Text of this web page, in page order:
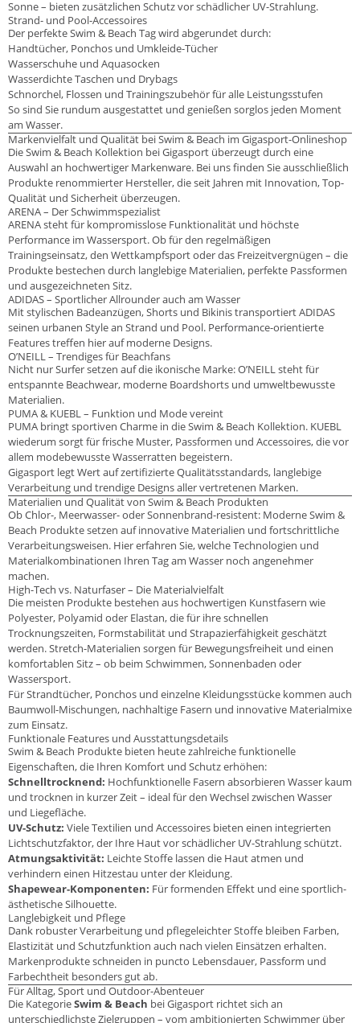
Sonne – bieten zusätzlichen Schutz vor schädlicher UV-Strahlung.
Strand- und Pool-Accessoires
Der perfekte Swim & Beach Tag wird abgerundet durch:
Handtücher, Ponchos und Umkleide-Tücher
Wasserschuhe und Aquasocken
Wasserdichte Taschen und Drybags
Schnorchel, Flossen und Trainingszubehör für alle Leistungsstufen
So sind Sie rundum ausgestattet und genießen sorglos jeden Moment
am Wasser.
Markenvielfalt und Qualität bei Swim & Beach im Gigasport-Onlineshop
Die Swim & Beach Kollektion bei Gigasport überzeugt durch eine
Auswahl an hochwertiger Markenware. Bei uns finden Sie ausschließlich
Produkte renommierter Hersteller, die seit Jahren mit Innovation, Top-
Qualität und Sicherheit überzeugen.
ARENA – Der Schwimmspezialist
ARENA steht für kompromisslose Funktionalität und höchste
Performance im Wassersport. Ob für den regelmäßigen
Trainingseinsatz, den Wettkampfsport oder das Freizeitvergnügen – die
Produkte bestechen durch langlebige Materialien, perfekte Passformen
und ausgezeichneten Sitz.
ADIDAS – Sportlicher Allrounder auch am Wasser
Mit stylischen Badeanzügen, Shorts und Bikinis transportiert ADIDAS
seinen urbanen Style an Strand und Pool. Performance-orientierte
Features treffen hier auf moderne Designs.
O’NEILL – Trendiges für Beachfans
Nicht nur Surfer setzen auf die ikonische Marke: O’NEILL steht für
entspannte Beachwear, moderne Boardshorts und umweltbewusste
Materialien.
PUMA & KUEBL – Funktion und Mode vereint
PUMA bringt sportiven Charme in die Swim & Beach Kollektion. KUEBL
wiederum sorgt für frische Muster, Passformen und Accessoires, die vor
allem modebewusste Wasserratten begeistern.
Gigasport legt Wert auf zertifizierte Qualitätsstandards, langlebige
Verarbeitung und trendige Designs aller vertretenen Marken.
Materialien und Qualität von Swim & Beach Produkten
Ob Chlor-, Meerwasser- oder Sonnenbrand-resistent: Moderne Swim &
Beach Produkte setzen auf innovative Materialien und fortschrittliche
Verarbeitungsweisen. Hier erfahren Sie, welche Technologien und
Materialkombinationen Ihren Tag am Wasser noch angenehmer
machen.
High-Tech vs. Naturfaser – Die Materialvielfalt
Die meisten Produkte bestehen aus hochwertigen Kunstfasern wie
Polyester, Polyamid oder Elastan, die für ihre schnellen
Trocknungszeiten, Formstabilität und Strapazierfähigkeit geschätzt
werden. Stretch-Materialien sorgen für Bewegungsfreiheit und einen
komfortablen Sitz – ob beim Schwimmen, Sonnenbaden oder
Wassersport.
Für Strandtücher, Ponchos und einzelne Kleidungsstücke kommen auch
Baumwoll-Mischungen, nachhaltige Fasern und innovative Materialmixe
zum Einsatz.
Funktionale Features und Ausstattungsdetails
Swim & Beach Produkte bieten heute zahlreiche funktionelle
Eigenschaften, die Ihren Komfort und Schutz erhöhen:
Schnelltrocknend: Hochfunktionelle Fasern absorbieren Wasser kaum
und trocknen in kurzer Zeit – ideal für den Wechsel zwischen Wasser
und Liegefläche.
UV-Schutz: Viele Textilien und Accessoires bieten einen integrierten
Lichtschutzfaktor, der Ihre Haut vor schädlicher UV-Strahlung schützt.
Atmungsaktivität: Leichte Stoffe lassen die Haut atmen und
verhindern einen Hitzestau unter der Kleidung.
Shapewear-Komponenten: Für formenden Effekt und eine sportlich-
ästhetische Silhouette.
Langlebigkeit und Pflege
Dank robuster Verarbeitung und pflegeleichter Stoffe bleiben Farben,
Elastizität und Schutzfunktion auch nach vielen Einsätzen erhalten.
Markenprodukte schneiden in puncto Lebensdauer, Passform und
Farbechtheit besonders gut ab.
Für Alltag, Sport und Outdoor-Abenteuer
Die KategorieSwim & Beach bei Gigasport richtet sich an
unterschiedlichste Zielgruppen – vom ambitionierten Schwimmer über